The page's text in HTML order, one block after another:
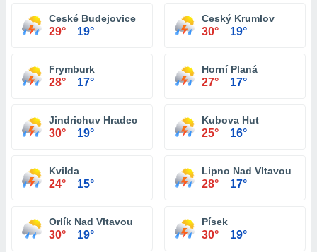
Ceské Budejovice
29° 19°
Ceský Krumlov
30° 19°
Frymburk
28° 17°
Horní Planá
27° 17°
Jindrichuv Hradec
30° 19°
Kubova Hut
25° 16°
Kvilda
24° 15°
Lipno Nad Vltavou
28° 17°
Orlík Nad Vltavou
30° 19°
Písek
30° 19°